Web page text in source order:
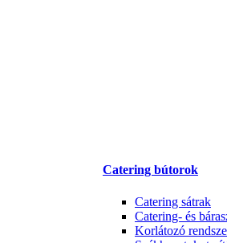
Catering bútorok
Catering sátrak
Catering- és
Korlátozó